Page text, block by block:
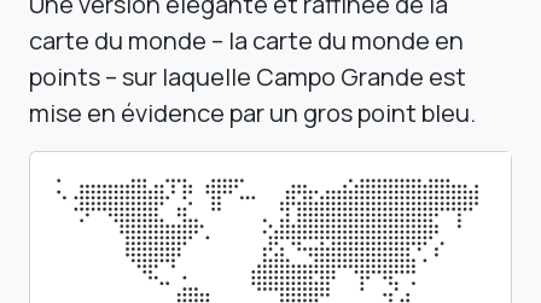
carte du monde – la carte du monde en
points – sur laquelle Campo Grande est
mise en évidence par un gros point bleu.